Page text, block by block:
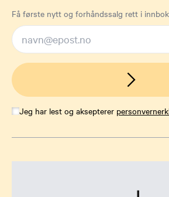
Få første nytt og forhåndssalg rett i
Jeg har lest og aksepterer